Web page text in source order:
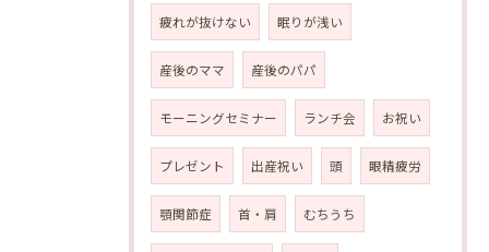
疲れが抜けない 眠りが浅い
産後のママ 産後のパパ
モーニングセミナー ランチ会 お祝い
プレゼント 出産祝い 頭 眼精疲労
顎関節症 首・肩 むちうち